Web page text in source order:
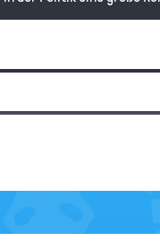
„Konservatismus“